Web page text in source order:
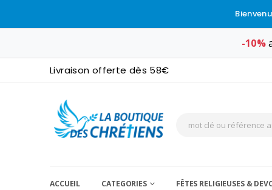
-10%
Livraison offerte dès 58€
ACCUEIL CATEGORIES FÊTES RELIGIEUSES &